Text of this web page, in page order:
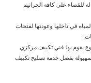
للقضاء على كافة الجراثيم
في داخلها وعودتها لفتحات
أيام الأسبوع يقوم بها فني تكييف مركزي
بفضل خدمة تصليح تكييف